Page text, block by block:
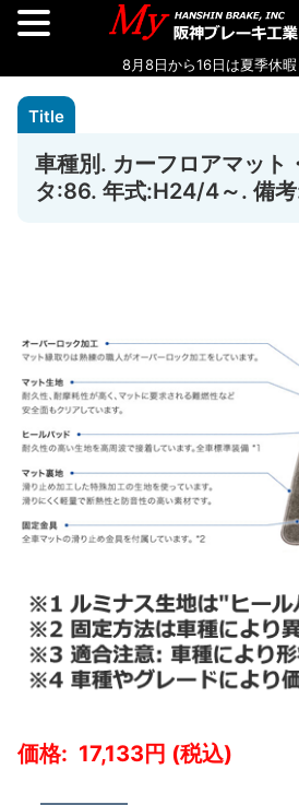
車種別. カーフロアマット
タ:86. 年式:H24/4～. 備
17,133